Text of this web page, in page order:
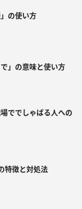
の使い方
」の意味と使い方
ででしゃばる人への
特徴と対処法